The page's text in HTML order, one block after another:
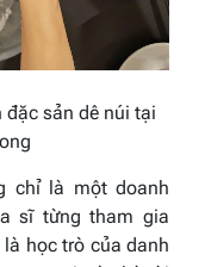
đặc sản dê núi tại
chỉ là một doanh
sĩ từng tham gia
là học trò của danh